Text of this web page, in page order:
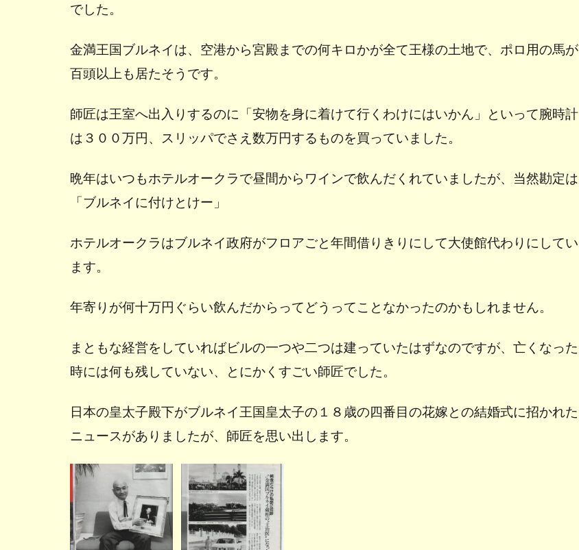
でした。
金満王国ブルネイは、空港から宮殿までの何キロかが全て王様の土地で、ポロ用の馬が
百頭以上も居たそうです。
師匠は王室へ出入りするのに「安物を身に着けて行くわけにはいかん」といって腕時計
は３００万円、スリッパでさえ数万円するものを買っていました。
晩年はいつもホテルオークラで昼間からワインで飲んだくれていましたが、当然勘定は
「ブルネイに付けとけー」
ホテルオークラはブルネイ政府がフロアごと年間借りきりにして大使館代わりにしてい
ます。
年寄りが何十万円ぐらい飲んだからってどうってことなかったのかもしれません。
まともな経営をしていればビルの一つや二つは建っていたはずなのですが、亡くなった
時には何も残していない、とにかくすごい師匠でした。
日本の皇太子殿下がブルネイ王国皇太子の１８歳の四番目の花嫁との結婚式に招かれた
ニュースがありましたが、師匠を思い出します。